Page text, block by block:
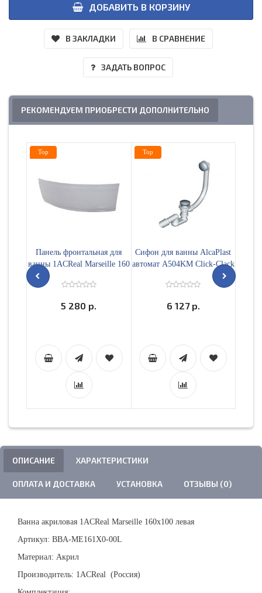
ДОБАВИТЬ В КОРЗИНУ
В ЗАКЛАДКИ В СРАВНЕНИЕ
ЗАДАТЬ ВОПРОС
РЕКОМЕНДУЕМ ПРИОБРЕСТИ ДОПОЛНИТЕЛЬНО
Панель фронтальная для
ванны 1ACReal Marseille 160
5 280 р.
Top
Сифон для ванны AlcaPlast
автомат A504KM Click-Clack
6 127 р.
Top
ОПИСАНИЕ ХАРАКТЕРИСТИКИ
ОПЛАТА И ДОСТАВКА УСТАНОВКА ОТЗЫВЫ (0)
Ванна акриловая 1ACReal Marseille 160х100 левая
Артикул: BBA-ME161X0-00L
Материал: Акрил
Производитель: 1ACReal (Россия)